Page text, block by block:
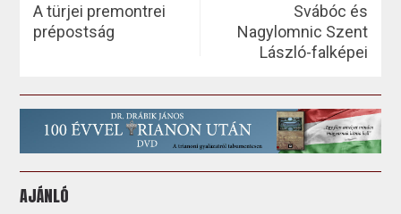
A türjei premontrei
prépostság
Svábóc és
Nagylomnic Szent
László-falképei
AJÁNLÓ